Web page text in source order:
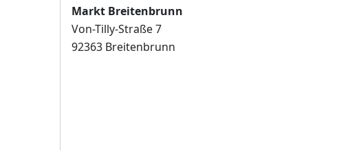
Markt Breitenbrunn
Von-Tilly-Straße 7
92363 Breitenbrunn